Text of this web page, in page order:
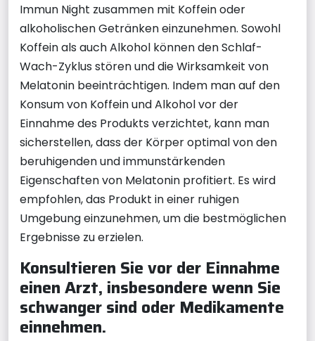
Immun Night zusammen mit Koffein oder
alkoholischen Getränken einzunehmen. Sowohl
Koffein als auch Alkohol können den Schlaf-
Wach-Zyklus stören und die Wirksamkeit von
Melatonin beeinträchtigen. Indem man auf den
Konsum von Koffein und Alkohol vor der
Einnahme des Produkts verzichtet, kann man
sicherstellen, dass der Körper optimal von den
beruhigenden und immunstärkenden
Eigenschaften von Melatonin profitiert. Es wird
empfohlen, das Produkt in einer ruhigen
Umgebung einzunehmen, um die bestmöglichen
Ergebnisse zu erzielen.
Konsultieren Sie vor der Einnahme
einen Arzt, insbesondere wenn Sie
schwanger sind oder Medikamente
einnehmen.